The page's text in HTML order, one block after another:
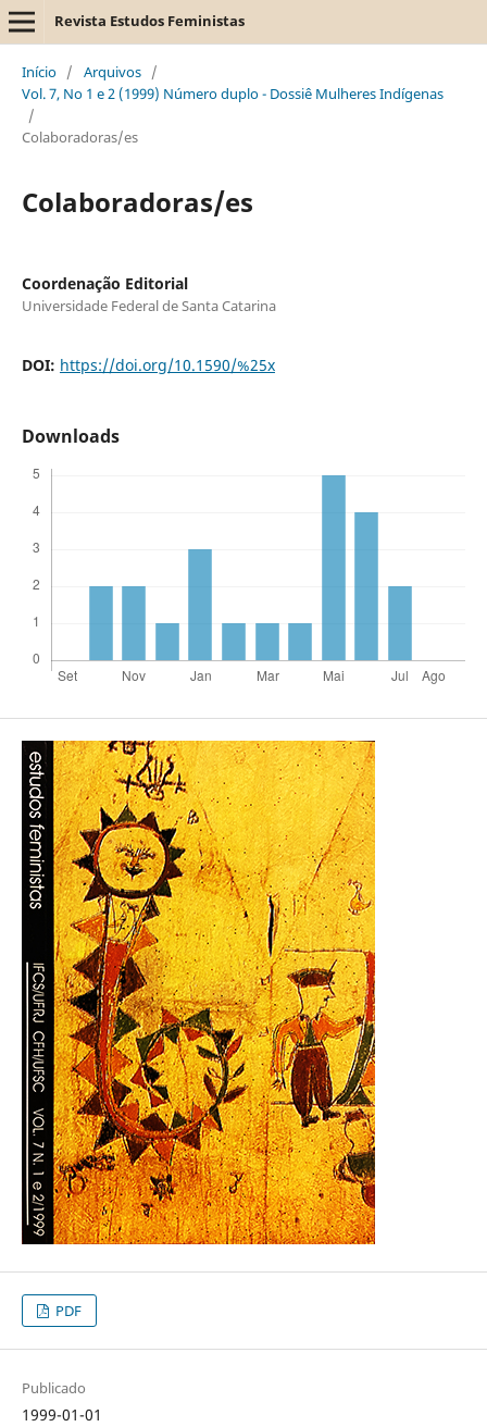
Revista Estudos Feministas
Início / Arquivos /
Vol. 7, No 1 e 2 (1999) Número duplo - Dossiê Mulheres Indígenas
/
Colaboradoras/es
Colaboradoras/es
Coordenação Editorial
Universidade Federal de Santa Catarina
DOI: https://doi.org/10.1590/%25x
Downloads
PDF
Publicado
1999-01-01